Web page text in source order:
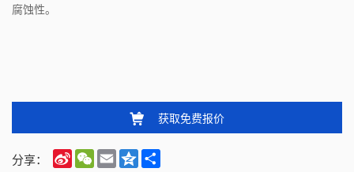
腐蚀性。
获取免费报价
分享： Sina
Weibo
WeChat
EmailQzone